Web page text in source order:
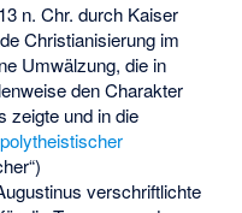
n. Chr. durch Kaiser
Christianisierung im
Umwälzung, die in
den Charakter
zeigte und in die
polytheistischer
verschriftlichte